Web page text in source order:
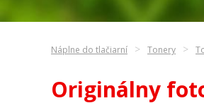
Náplne do tlačiarní Tonery
Originálny